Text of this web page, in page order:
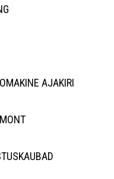
AJAKIRI